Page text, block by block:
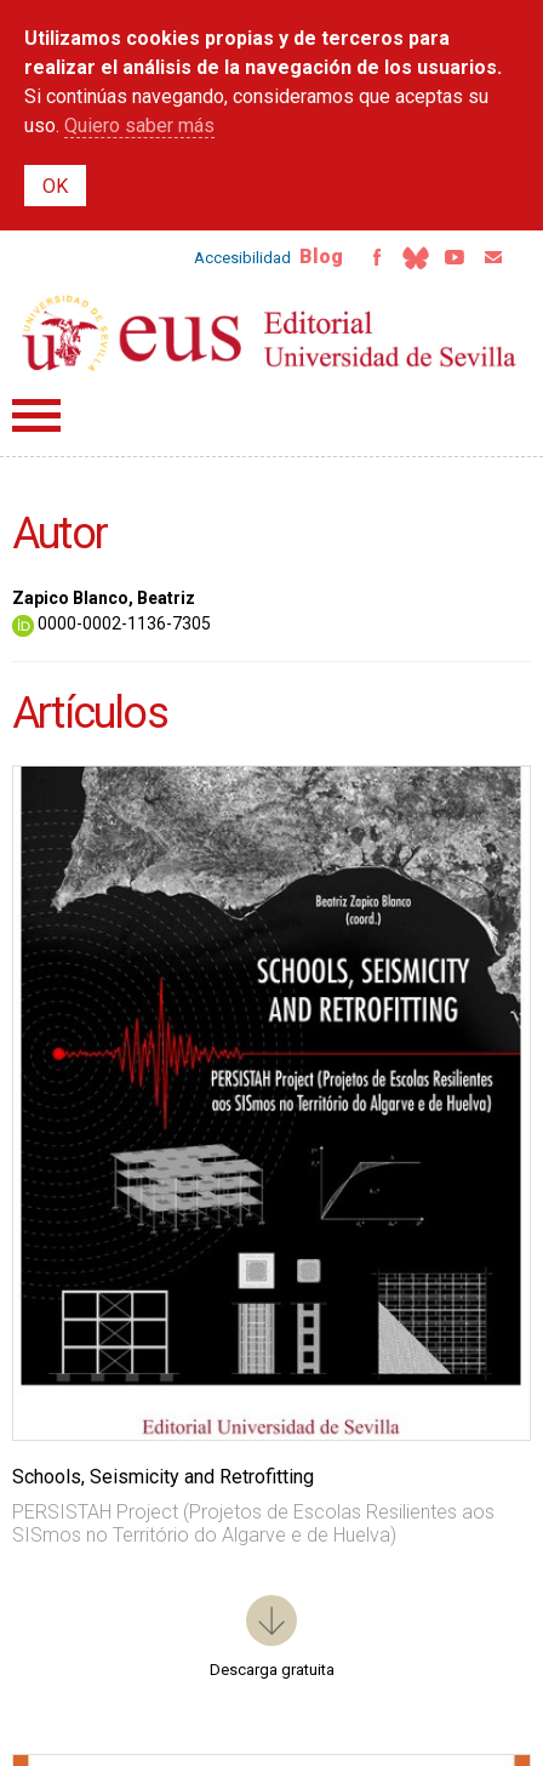
contenido
principal
Utilizamos cookies propias y de terceros para
realizar el análisis de la navegación de los usuarios.
Si continúas navegando, consideramos que aceptas su
uso. Quiero saber más
Accesibilidad Blog
Autor
Zapico Blanco, Beatriz
0000-0002-1136-7305
Artículos
Schools, Seismicity and Retrofitting
PERSISTAH Project (Projetos de Escolas Resilientes aos
SISmos no Território do Algarve e de Huelva)
Descarga gratuita